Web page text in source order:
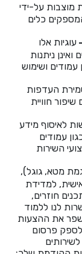
מוצבות על-ידי
כלים
עוגיות אלו
ניתנות
עמודים ושימוש
העדפות
חוויית
לאיסוף מידע
עמודים
השירות
מטא, גוגל),
למדידת
חוזרים,
לנו ללמוד
את ההצעות
לספק פרסום